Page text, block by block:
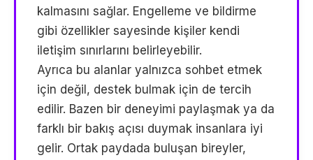
kalmasını sağlar. Engelleme ve bildirme
gibi özellikler sayesinde kişiler kendi
iletişim sınırlarını belirleyebilir.
Ayrıca bu alanlar yalnızca sohbet etmek
için değil, destek bulmak için de tercih
edilir. Bazen bir deneyimi paylaşmak ya da
farklı bir bakış açısı duymak insanlara iyi
gelir. Ortak paydada buluşan bireyler,